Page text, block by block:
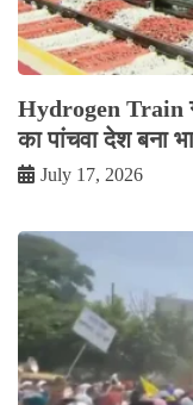
Hydrogen Train
का पांचवा देश बना
July 17, 2026